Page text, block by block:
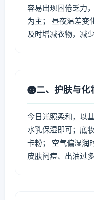
容易出现困倦乏力
为主； 昼夜温差变
及时增减衣物，减
二、护肤与化
今日光照柔和，以
水乳保湿即可；底
卡粉； 空气偏湿润
皮肤闷痘、出油过多